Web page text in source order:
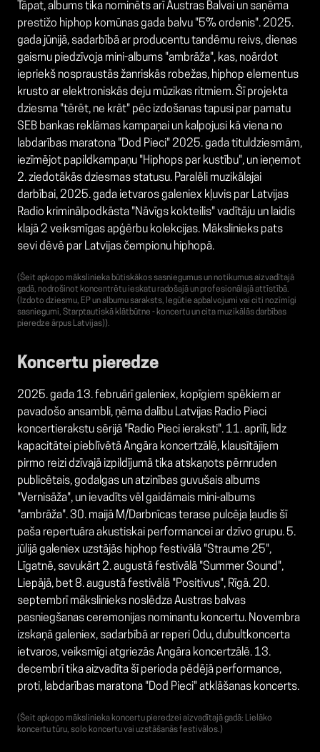
Tāpat, albums tika nominēts arī Austras Balvai un saņēma
prestižo hiphop komūnas gada balvu "5% ordenis". 2025.
gada jūnijā, sadarbībā ar producentu tandēmu reivs, dienas
gaismu piedzīvoja mini-albums "ambrāža", kas, noārdot
iepriekš nospraustās žanriskās robežas, hiphop elementus
krusto ar elektroniskās deju mūzikas ritmiem. Šī projekta
dziesma "tērēt, ne krāt" pēc izdošanas tapusi par pamatu
SEB bankas reklāmas kampaņai un kalpojusi kā viena no
labdarības maratona "Dod Pieci" 2025. gada tituldziesmām,
iezīmējot papildkampaņu "Hiphops par kustību", un ieņemot
2. ziedotākās dziesmas statusu. Paralēli muzikālajai
darbībai, 2025. gada ietvaros galeniex kļuvis par Latvijas
Radio kriminālpodkāsta "Nāvīgs kokteilis" vadītāju un laidis
klajā 2 veiksmīgas apģērbu kolekcijas. Mākslinieks pats
sevi dēvē par Latvijas čempionu hiphopā.
(Šeit apkopo mākslinieka būtiskākos sasniegumus un notikumus aizvadītajā
gadā, nodrošinot koncentrētu ieskatu radošajā un profesionālajā attīstībā.
(Izdoto dziesmu, EP un albumu saraksts, Iegūtie apbalvojumi vai citi nozīmīgi
sasniegumi, Starptautiskā klātbūtne - koncertu un cita muzikālās darbības
pieredze ārpus Latvijas)).
Koncertu pieredze
2025. gada 13. februārī galeniex, kopīgiem spēkiem ar
pavadošo ansambli, ņēma dalību Latvijas Radio Pieci
koncertierakstu sērijā "Radio Pieci ieraksti". 11. aprīlī, līdz
kapacitātei pieblīvētā Angāra koncertzālē, klausītājiem
pirmo reizi dzīvajā izpildījumā tika atskaņots pērnruden
publicētais, godalgas un atzinības guvušais albums
"Vernisāža", un ievadīts vēl gaidāmais mini-albums
"ambrāža". 30. maijā M/Darbnīcas terase pulcēja ļaudis šī
paša repertuāra akustiskai performancei ar dzīvo grupu. 5.
jūlijā galeniex uzstājās hiphop festivālā "Straume 25",
Līgatnē, savukārt 2. augustā festivālā "Summer Sound",
Liepājā, bet 8. augustā festivālā "Positivus", Rīgā. 20.
septembrī mākslinieks noslēdza Austras balvas
pasniegšanas ceremonijas nominantu koncertu. Novembra
izskaņā galeniex, sadarbībā ar reperi Odu, dubultkoncerta
ietvaros, veiksmīgi atgriezās Angāra koncertzālē. 13.
decembrī tika aizvadīta šī perioda pēdējā performance,
proti, labdarības maratona "Dod Pieci" atklāšanas koncerts.
(Šeit apkopo mākslinieka koncertu pieredzei aizvadītajā gadā: Lielāko
koncertu tūru, solo koncertu vai uzstāšanās festivālos.)